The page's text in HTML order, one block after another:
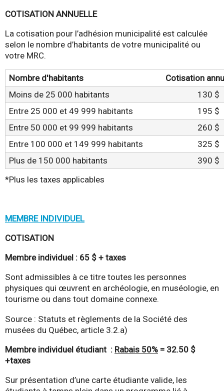
COTISATION ANNUELLE
La cotisation pour l’adhésion municipalité est calculée
selon le nombre d’habitants de votre municipalité ou
votre MRC.
Nombre d'habitants
Cotisation
Moins de 25 000 habitants
130 $
Entre 25 000 et 49 999 habitants
195 $
Entre 50 000 et 99 999 habitants
260 $
Entre 100 000 et 149 999 habitants
325 $
Plus de 150 000 habitants
390 $
*Plus les taxes applicables
MEMBRE INDIVIDUEL
COTISATION
Membre individuel : 65 $ + taxes
Sont admissibles à ce titre toutes les personnes
physiques qui œuvrent en archéologie, en muséologie, en
tourisme ou dans tout domaine connexe.
Source : Statuts et règlements de la Société des
musées du Québec, article 3.2.a)
Membre individuel étudiant : Rabais 50% = 32.50 $
+taxes
Sur présentation d’une carte étudiante valide, les